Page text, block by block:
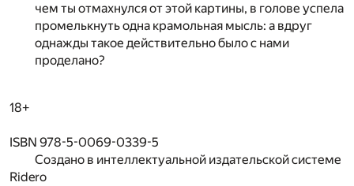
чем ты отмахнулся от этой картины, в голове успела
промелькнуть одна крамольная мысль: а вдруг
однажды такое действительно было с нами
проделано?
18+
ISBN 978-5-0069-0339-5
Создано в интеллектуальной издательской системе
Ridero